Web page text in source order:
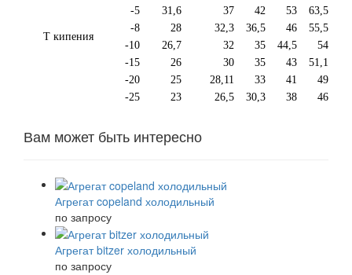
Т кипения
-5
31,6 37 42 53
63,5
-8
28 32,3 36,5 46
55,5
-10
26,7 32 35 44,5
54
-15
26 30 35 43
51,1
-20
25 28,11 33 41
49
-25
23 26,5 30,3 38 46
Вам может быть интересно
Агрегат copeland холодильный
по запросу
Агрегат bitzer холодильный
по запросу